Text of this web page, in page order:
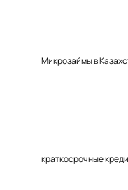
Микрозаймы в
краткосрочные